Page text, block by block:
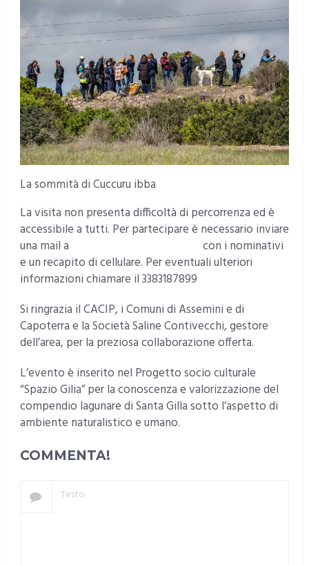
La sommità di Cuccuru ibba
La visita non presenta difficoltà di percorrenza ed è
accessibile a tutti. Per partecipare è necessario inviare
una mail a
con i nominativi
e un recapito di cellulare. Per eventuali ulteriori
informazioni chiamare il 3383187899
Si ringrazia il CACIP, i Comuni di Assemini e di
Capoterra e la Società Saline Contivecchi, gestore
dell’area, per la preziosa collaborazione offerta.
L’evento è inserito nel Progetto socio culturale
“Spazio Gilia” per la conoscenza e valorizzazione del
compendio lagunare di Santa Gilla sotto l’aspetto di
ambiente naturalistico e umano.
COMMENTA!